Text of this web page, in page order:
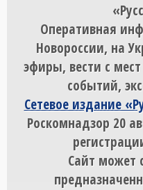
Оперативная
Новороссии, на
эфиры, вести с
событий,
Сетевое издание
Роскомнадзор 20
Сайт может